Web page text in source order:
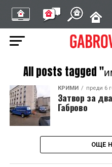
All posts tagged
КРИМИ преди 6
Затвор за
Габрово
ОЩЕ